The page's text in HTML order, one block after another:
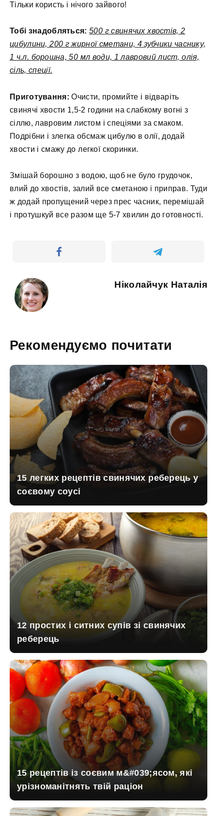
Тільки користь і нічого зайвого!
Тобі знадобляться: 500 г свинячих хвостів, 2
цибулини, 200 г жирної сметани, 4 зубчики часнику,
1 ч.л. борошна, 50 мл води, 1 лавровий лист, олія,
сіль, спеції.
Приготування: Очисти, промийте і відваріть
свинячі хвости 1,5-2 години на слабкому вогні з
сіллю, лавровим листом і спеціями за смаком.
Подрібни і злегка обсмаж цибулю в олії, додай
хвости і смажу до легкої скоринки.
Змішай борошно з водою, щоб не було грудочок,
влий до хвостів, залий все сметаною і приправ. Туди
ж додай пропущений через прес часник, перемішай
і протушкуй все разом ще 5-7 хвилин до готовності.
Ніколайчук Наталія
Рекомендуємо почитати
15 легких рецептів свинячих реберець у
соєвому соусі
12 простих і ситних супів зі свинячих
реберець
15 рецептів із соєвим м&#039;ясом, які
урізноманітнять твій раціон